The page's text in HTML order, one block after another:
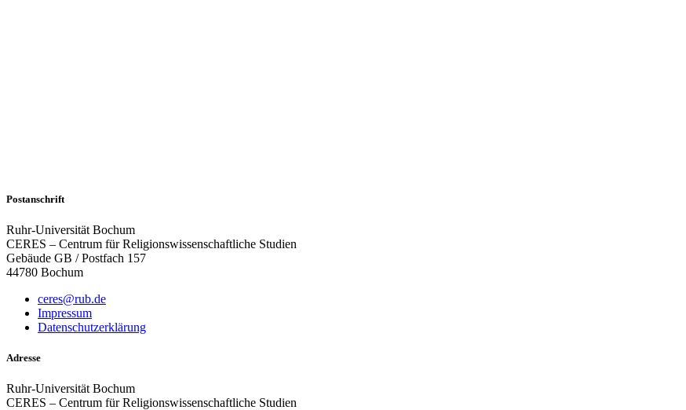
Postanschrift
Ruhr-Universität Bochum
CERES – Centrum für Religionswissenschaftliche Studien
Gebäude GB / Postfach 157
44780 Bochum
ceres@rub.de
Impressum
Datenschutzerklärung
Adresse
Ruhr-Universität Bochum
CERES – Centrum für Religionswissenschaftliche Studien